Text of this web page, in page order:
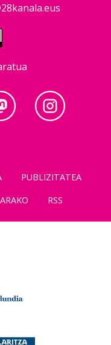
PUBLIZITATEA
RSS